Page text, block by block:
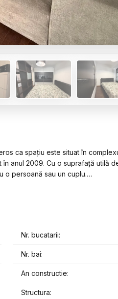
ca spațiu este situat în
anul 2009. Cu o suprafață utilă
o persoană sau un cuplu.
centralizată de bloc.
Nr. bucatarii:
Nr. bai:
An constructie:
Structura: